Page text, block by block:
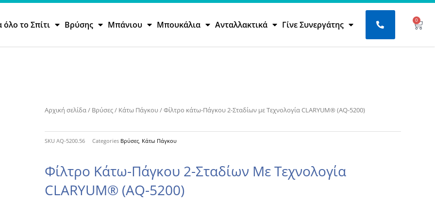
όλο το Σπίτι Βρύσης Μπάνιου Μπουκάλια Ανταλλακτικά Γίνε Συνεργάτης 0
Αρχική σελίδα/ Βρύσες/ Κάτω Πάγκου/ Φίλτρο κάτω-Πάγκου 2-Σταδίων με Τεχνολογία CLARYUM® (AQ-5200)
SKUAQ-5200.56 Categories Βρύσες, Κάτω Πάγκου
Φίλτρο Κάτω-Πάγκου 2-Σταδίων Με Τεχνολογία
CLARYUM® (AQ-5200)